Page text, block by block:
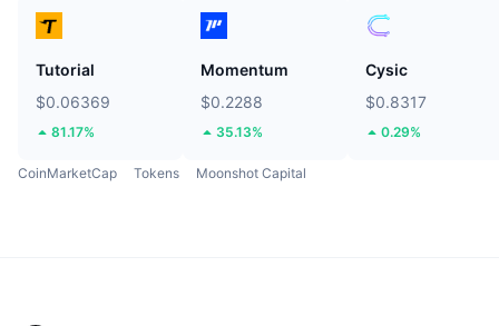
Tutorial
$0.06369
81.17%
Momentum
$0.2288
35.13%
Cysic
$0.8317
0.29%
CoinMarketCap Tokens Moonshot Capital